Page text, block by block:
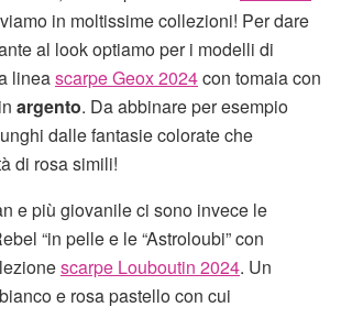
in moltissime collezioni! Per dare
al look optiamo per i modelli di
lineascarpe Geox 2024con tomaia con
argento. Da abbinare per esempio
dalle fantasie colorate che
di rosa simili!
e più giovanile ci sono invece le
“in pelle e le “Astroloubi” con
scarpe Louboutin 2024. Un
e rosa pastello con cui